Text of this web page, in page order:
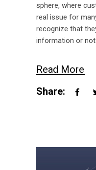
sphere, where
real issue for
recognize that
information or
Read More
Share: